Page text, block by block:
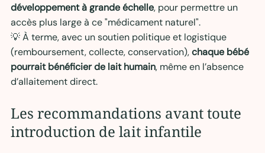
développement à grande échelle, pour permettre un
accès plus large à ce "médicament naturel".
💡 À terme, avec un soutien politique et logistique
(remboursement, collecte, conservation), chaque bébé
pourrait bénéficier de lait humain, même en l’absence
d’allaitement direct.
Les recommandations avant toute
introduction de lait infantile